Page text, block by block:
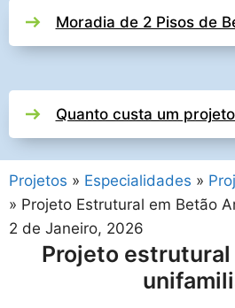
Moradia de 2 Pisos de
Quanto custa um
Projetos » Especialidades »
» Projeto Estrutural em Betão
2 de Janeiro, 2026
Projeto estrutural